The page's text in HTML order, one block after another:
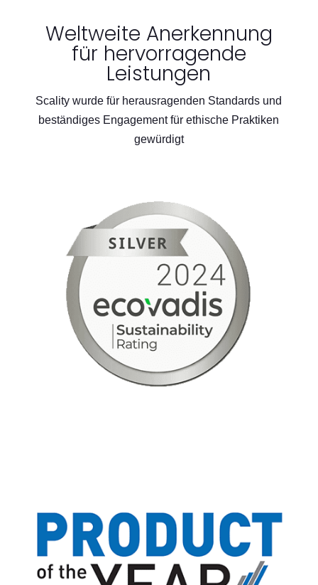
Weltweite Anerkennung
für hervorragende
Leistungen
Scality wurde für herausragenden Standards und
beständiges Engagement für ethische Praktiken
gewürdigt